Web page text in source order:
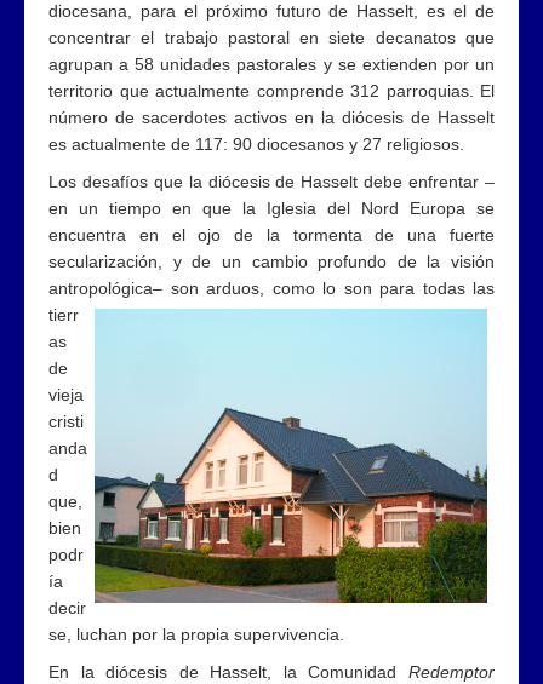
diocesana, para el próximo futuro de Hasselt, es el de
concentrar el trabajo pastoral en siete decanatos que
agrupan a 58 unidades pastorales y se extienden por un
territorio que actualmente comprende 312 parroquias. El
número de sacerdotes activos en la diócesis de Hasselt
es actualmente de 117: 90 diocesanos y 27 religiosos.
Los desafíos que la diócesis de Hasselt debe enfrentar –
en un tiempo en que la Iglesia del Nord Europa se
encuentra en el ojo de la tormenta de una fuerte
secularización, y de un cambio profundo de la visión
antropológica– son arduos, como lo son para todas las
tierr
as
de
vieja
cristi
anda
d
que,
bien
podr
ía
decir
se, luchan por la propia supervivencia.
En la diócesis de Hasselt, la Comunidad Redemptor